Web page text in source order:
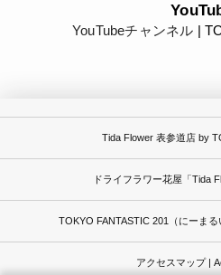
YouTubeチャンネル |
Tida Flower 表参道店 by
ドライフラワー花屋「Tida
TOKYO FANTASTIC 201（にーまる
アクセスマップ |